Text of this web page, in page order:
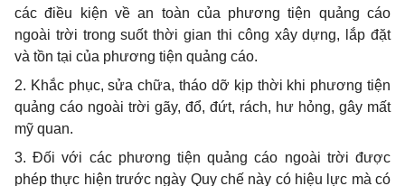
các điều kiện về an toàn của phương tiện quảng cáo
ngoài trời trong suốt thời gian thi công xây dựng, lắp đặt
và tồn tại của phương tiện quảng cáo.
2. Khắc phục, sửa chữa, tháo dỡ kịp thời khi phương tiện
quảng cáo ngoài trời gãy, đổ, đứt, rách, hư hỏng, gây mất
mỹ quan.
3. Đối với các phương tiện quảng cáo ngoài trời được
phép thực hiện trước ngày Quy chế này có hiệu lực mà có